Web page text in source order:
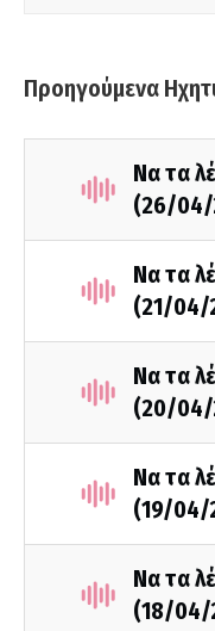
Προηγούμενα
Να τα
(26/04/
Να τα
(21/04/
Να τα
(20/04/
Να τα
(19/04/
Να τα
(18/04/